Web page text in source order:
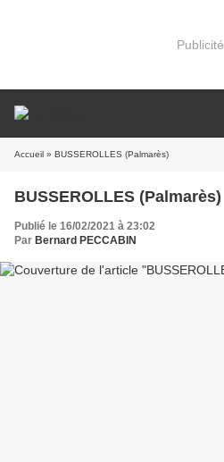
Publicité
Accueil » BUSSEROLLES (Palmarès)
BUSSEROLLES (Palmarès)
Publié le 16/02/2021 à 23:02
Par Bernard PECCABIN